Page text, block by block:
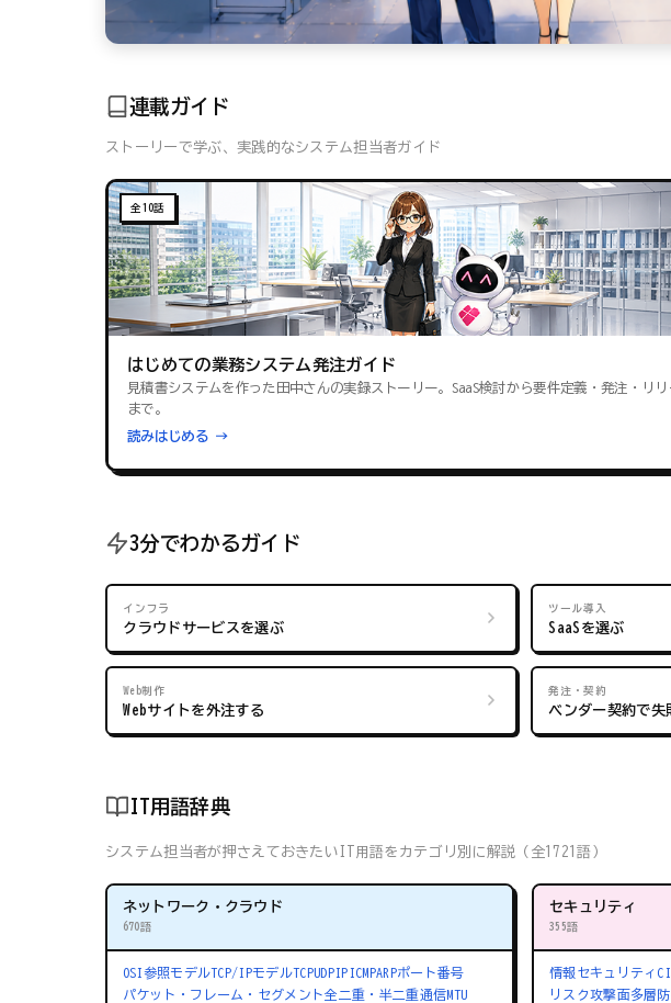
連載ガイド
ストーリーで学ぶ、実践的なシステム担当者ガイド
全10話
はじめての業務システム発注ガイド
見積書システムを作った田中さんの実録ストーリー。SaaS検討から要件定義・発注・リリ
まで。
読みはじめる →
3分でわかるガイド
インフラ
クラウドサービスを選ぶ
ツール導入
SaaSを選ぶ
Web制作
Webサイトを外注する
発注・契約
ベンダー契約で失
IT用語辞典
システム担当者が押さえておきたいIT用語をカテゴリ別に解説（全1721語）
ネットワーク・クラウド
670語
OSI参照モデルTCP/IPモデルTCPUDPIPICMPARPポート番号
パケット・フレーム・セグメント全二重・半二重通信MTU
セキュリティ
355語
情報セキュリティ
リスク攻撃面多層